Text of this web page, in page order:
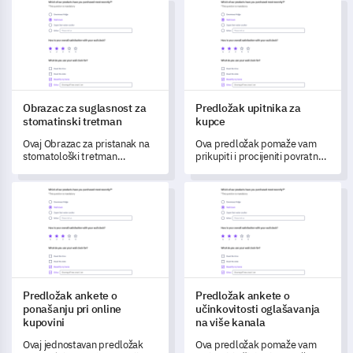
Obrazac za suglasnost za stomatinski tretman
Obrazac za suglasnost za
stomatinski tretman
Ovaj Obrazac za pristanak na
stomatološki tretman
važnih podataka,
razumijevanje povijesti vašeg
pacijenta i dobivanje njihovog
pristanka za tretmane.
Predložak upitnika za kupce
Predložak upitnika za
kupce
Ova predložak pomaže vam
prikupiti i procijeniti povratne
unaprijedili proizvode i usluge.
Predložak ankete o ponašanju pri online kupovini
Predložak ankete o
ponašanju pri online
kupovini
Ovaj jednostavan predložak
Predložak ankete o
Predložak ankete o
učinkovitosti oglašavanja
na više kanala
Ova predložak pomaže vam